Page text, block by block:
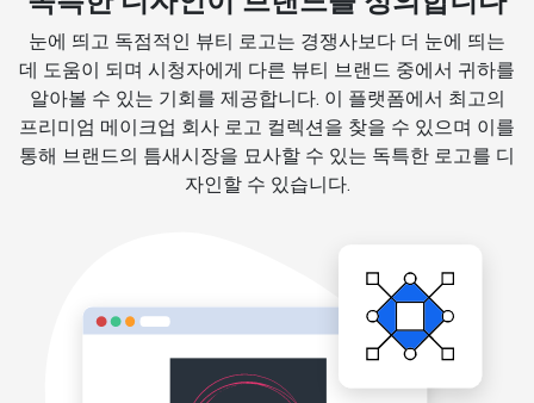
눈에 띄고 독점적인 뷰티 로고는 경쟁사보다 더 눈에 띄는
데 도움이 되며 시청자에게 다른 뷰티 브랜드 중에서 귀하를
알아볼 수 있는 기회를 제공합니다. 이 플랫폼에서 최고의
프리미엄 메이크업 회사 로고 컬렉션을 찾을 수 있으며 이를
통해 브랜드의 틈새시장을 묘사할 수 있는 독특한 로고를 디
자인할 수 있습니다.